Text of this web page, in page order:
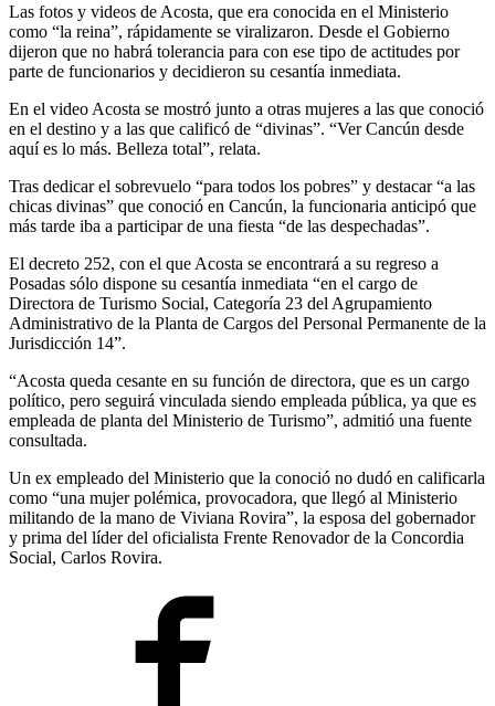
Las fotos y videos de Acosta, que era conocida en el Ministerio
como “la reina”, rápidamente se viralizaron. Desde el Gobierno
dijeron que no habrá tolerancia para con ese tipo de actitudes por
parte de funcionarios y decidieron su cesantía inmediata.
En el video Acosta se mostró junto a otras mujeres a las que conoció
en el destino y a las que calificó de “divinas”. “Ver Cancún desde
aquí es lo más. Belleza total”, relata.
Tras dedicar el sobrevuelo “para todos los pobres” y destacar “a las
chicas divinas” que conoció en Cancún, la funcionaria anticipó que
más tarde iba a participar de una fiesta “de las despechadas”.
El decreto 252, con el que Acosta se encontrará a su regreso a
Posadas sólo dispone su cesantía inmediata “en el cargo de
Directora de Turismo Social, Categoría 23 del Agrupamiento
Administrativo de la Planta de Cargos del Personal Permanente de la
Jurisdicción 14”.
“Acosta queda cesante en su función de directora, que es un cargo
político, pero seguirá vinculada siendo empleada pública, ya que es
empleada de planta del Ministerio de Turismo”, admitió una fuente
consultada.
Un ex empleado del Ministerio que la conoció no dudó en calificarla
como “una mujer polémica, provocadora, que llegó al Ministerio
militando de la mano de Viviana Rovira”, la esposa del gobernador
y prima del líder del oficialista Frente Renovador de la Concordia
Social, Carlos Rovira.